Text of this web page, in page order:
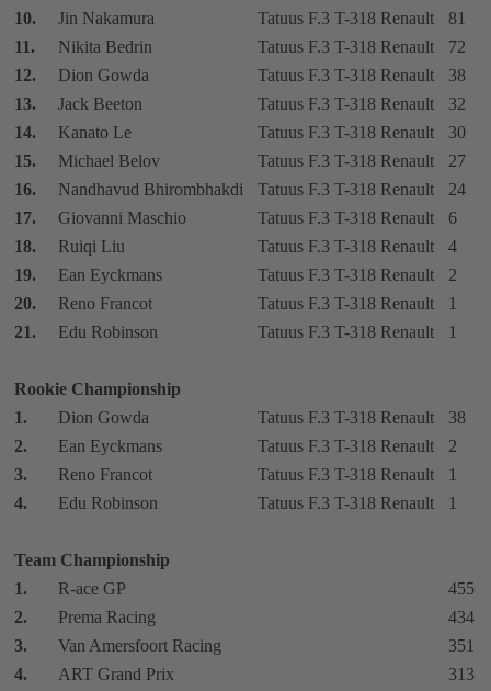
10.
Jin Nakamura Tatuus F.3 T-318 Renault
81
11.
Nikita Bedrin Tatuus F.3 T-318 Renault
72
12.
Dion Gowda Tatuus F.3 T-318 Renault
38
13.
Jack Beeton Tatuus F.3 T-318 Renault
32
14.
Kanato Le Tatuus F.3 T-318 Renault
30
15.
Michael Belov Tatuus F.3 T-318 Renault
27
16.
Nandhavud Bhirombhakdi Tatuus F.3 T-318 Renault
24
17.
Giovanni Maschio Tatuus F.3 T-318 Renault
6
18.
Ruiqi Liu Tatuus F.3 T-318 Renault
4
19.
Ean Eyckmans Tatuus F.3 T-318 Renault
2
20.
Reno Francot Tatuus F.3 T-318 Renault
1
21.
Edu Robinson Tatuus F.3 T-318 Renault 1
Rookie Championship
1.
Dion Gowda Tatuus F.3 T-318 Renault
38
2.
Ean Eyckmans Tatuus F.3 T-318 Renault
2
3.
Reno Francot Tatuus F.3 T-318 Renault
1
4.
Edu Robinson Tatuus F.3 T-318 Renault 1
Team Championship
1.
R-ace GP
455
2.
Prema Racing
434
3.
Van Amersfoort Racing
351
4.
ART Grand Prix
313